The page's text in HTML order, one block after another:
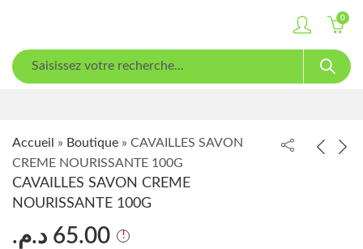
0
Accueil » Boutique » CAVAILLES SAVON
CREME NOURISSANTE 100G
CAVAILLES SAVON CREME
NOURISSANTE 100G
65.00 د.م.